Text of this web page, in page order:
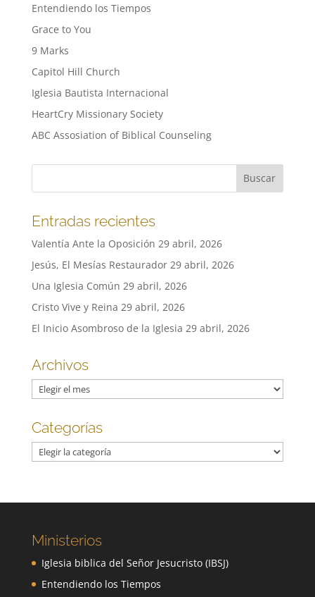
Entendiendo los Tiempos
Grace to You
9 Marks
Capitol Hill Church
Iglesia Bautista Internacional
HeartCry Missionary Society
ABC Assosiation of Biblical Counseling
Entradas recientes
Valentía Ante la Oposición 29 abril, 2026
Jesús, El Mesías Restaurador 29 abril, 2026
Una Iglesia Común 29 abril, 2026
Cristo Vive y Reina 29 abril, 2026
El Inicio Asombroso de la Iglesia 29 abril, 2026
Archivos
Archivos
Categorías
Categorías
Ministerios
Iglesia biblica del Señor Jesucristo (IBSJ)
Entendiendo los Tiempos